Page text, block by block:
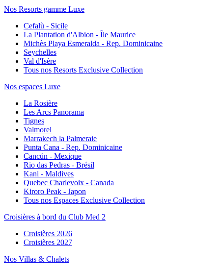
Nos Resorts gamme Luxe
Cefalù - Sicile
La Plantation d'Albion - Île Maurice
Michès Playa Esmeralda - Rep. Dominicaine
Seychelles
Val d'Isère
Tous nos Resorts Exclusive Collection
Nos espaces Luxe
La Rosière
Les Arcs Panorama
Tignes
Valmorel
Marrakech la Palmeraie
Punta Cana - Rep. Dominicaine
Cancún - Mexique
Rio das Pedras - Brésil
Kani - Maldives
Quebec Charlevoix - Canada
Kiroro Peak - Japon
Tous nos Espaces Exclusive Collection
Croisières à bord du Club Med 2
Croisières 2026
Croisières 2027
Nos Villas & Chalets